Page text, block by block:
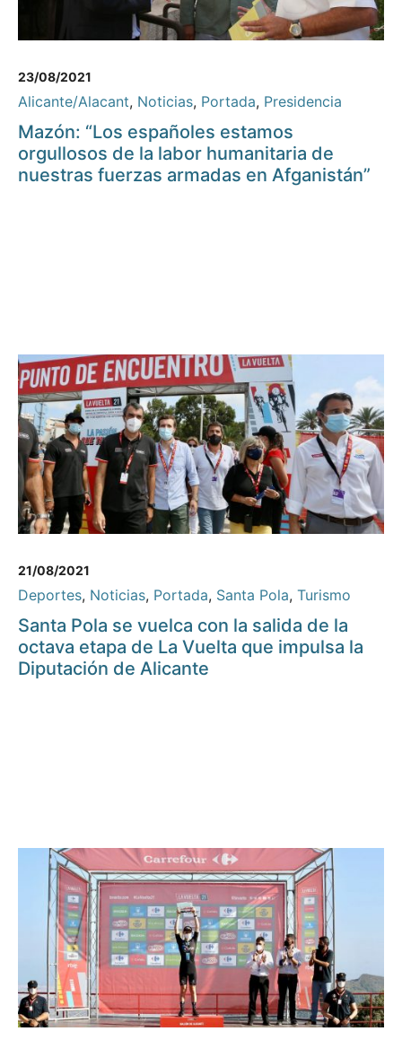
23/08/2021
Alicante/Alacant, Noticias, Portada, Presidencia
Mazón: “Los españoles estamos
orgullosos de la labor humanitaria de
nuestras fuerzas armadas en Afganistán”
21/08/2021
Deportes, Noticias, Portada, Santa Pola, Turismo
Santa Pola se vuelca con la salida de la
octava etapa de La Vuelta que impulsa la
Diputación de Alicante